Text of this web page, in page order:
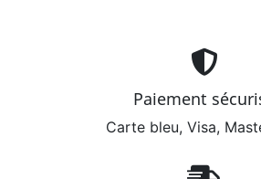
Paiement
Carte bleu, Visa,